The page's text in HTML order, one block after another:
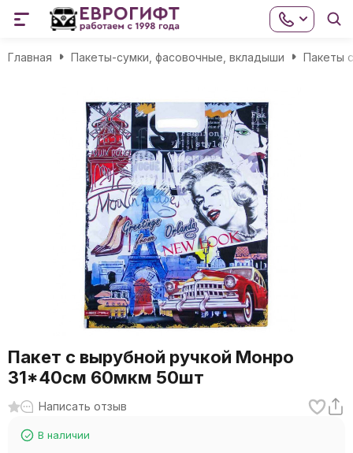
Главная Пакеты-сумки, фасовочные, вкладыши Пакеты
Пакет с вырубной ручкой Монро
31*40см 60мкм 50шт
Написать отзыв
В наличии